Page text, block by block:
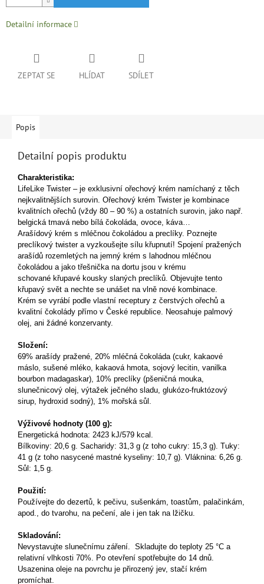
Detailní informace
ZEPTAT SE HLÍDAT SDÍLET
Popis
Detailní popis produktu
Charakteristika:
LifeLike Twister – je exklusivní ořechový krém namíchaný z těch
nejkvalitnějších surovin. Ořechový krém Twister je kombinace
kvalitních ořechů (vždy 80 – 90 %) a ostatních surovin, jako např.
belgická tmavá nebo bílá čokoláda, ovoce, káva…
Arašídový krém s mléčnou čokoládou a preclíky. Poznejte
preclíkový twister a vyzkoušejte sílu křupnutí! Spojení pražených
arašídů rozemletých na jemný krém s lahodnou mléčnou
čokoládou a jako třešnička na dortu jsou v krému
schované křupavé kousky slaných preclíků. Objevujte tento
křupavý svět a nechte se unášet na vlně nové kombinace.
Krém se vyrábí podle vlastní receptury z čerstvých ořechů a
kvalitní čokolády přímo v České republice. Neosahuje palmový
olej, ani žádné konzervanty.
Složení:
69% arašídy pražené, 20% mléčná čokoláda (cukr, kakaové
máslo, sušené mléko, kakaová hmota, sojový lecitin, vanilka
bourbon madagaskar), 10% preclíky (pšeničná mouka,
slunečnicový olej, výtažek ječného sladu, glukózo-fruktózový
sirup, hydroxid sodný), 1% mořská sůl.
Výživové hodnoty (100 g):
Energetická hodnota: 2423 kJ/579 kcal.
Bílkoviny: 20,6 g. Sacharidy: 31,3 g (z toho cukry: 15,3 g). Tuky:
41 g (z toho nasycené mastné kyseliny: 10,7 g). Vláknina: 6,26 g.
Sůl: 1,5 g.
Použití:
Používejte do dezertů, k pečivu, sušenkám, toastům, palačinkám,
apod., do tvarohu, na pečení, ale i jen tak na lžičku.
Skladování:
Nevystavujte slunečnímu záření. Skladujte do teploty 25 °C a
relativní vlhkosti 70%. Po otevření spotřebujte do 14 dnů.
Usazenina oleje na povrchu je přirozený jev, stačí krém
promíchat.